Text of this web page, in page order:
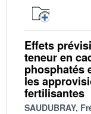
Effets
teneur en
phosphatés
les
fertilisantes
SAUDUBRAY,